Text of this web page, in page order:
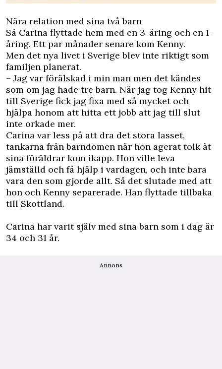
Nära relation med sina två barn
Så Carina flyttade hem med en 3-åring och en 1-
åring. Ett par månader senare kom Kenny.
Men det nya livet i Sverige blev inte riktigt som
familjen planerat.
– Jag var förälskad i min man men det kändes
som om jag hade tre barn. När jag tog Kenny hit
till Sverige fick jag fixa med så mycket och
hjälpa honom att hitta ett jobb att jag till slut
inte orkade mer.
Carina var less på att dra det stora lasset,
tankarna från barndomen när hon agerat tolk åt
sina föräldrar kom ikapp. Hon ville leva
jämställd och få hjälp i vardagen, och inte bara
vara den som gjorde allt. Så det slutade med att
hon och Kenny separerade. Han flyttade tillbaka
till Skottland.
Carina har varit själv med sina barn som i dag är
34 och 31 år.
Annons